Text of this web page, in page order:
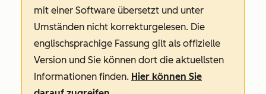
mit einer Software übersetzt und unter
Umständen nicht korrekturgelesen. Die
englischsprachige Fassung gilt als offizielle
Version und Sie können dort die aktuellsten
Informationen finden. Hier können Sie